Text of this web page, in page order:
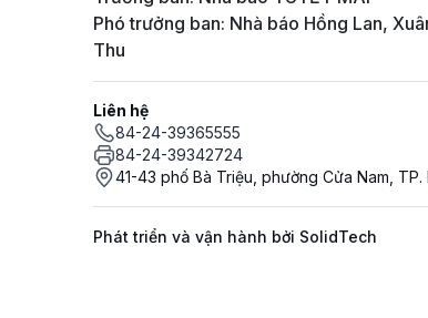
Phó trưởng ban: Nhà báo Hồng Lan,
Thu
Liên hệ
84-24-39365555
84-24-39342724
41-43 phố Bà Triệu, phường Cửa Nam, TP.
Phát triển và vận hành bởi SolidTech